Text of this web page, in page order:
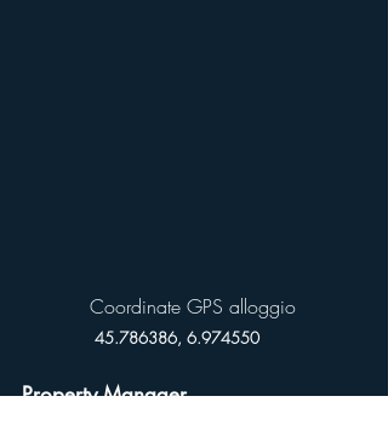
Coordinate GPS alloggio
45.786386, 6.974550
Property Manager